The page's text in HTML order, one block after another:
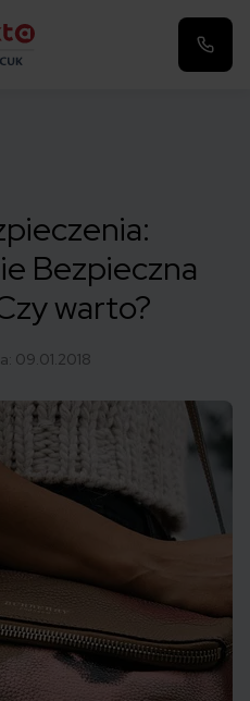
Bezpieczna
warto?
09.01.2018